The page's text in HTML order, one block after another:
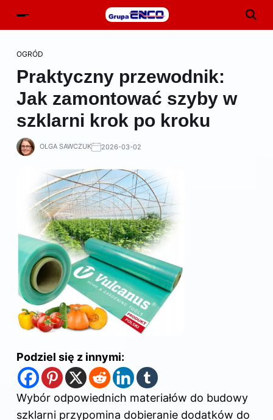
OGRÓD
Praktyczny przewodnik:
Jak zamontować szyby w
szklarni krok po kroku
OLGA SAWCZUK 2026-03-02
Podziel się z innymi:
Wybór odpowiednich materiałów do budowy
szklarni przypomina dobieranie dodatków do